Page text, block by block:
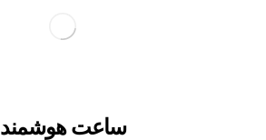
ساعت هوشمند